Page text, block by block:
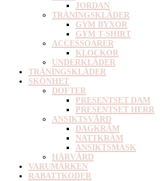
JORDAN
TRÄNINGSKLÄDER
GYM BYXOR
GYM T-SHIRT
ACCESSOARER
KLOCKOR
UNDERKLÄDER
TRÄNINGSKLÄDER
SKÖNHET
DOFTER
PRESENTSET DAM
PRESENTSET HERR
ANSIKTSVÅRD
DAGKRÄM
NATTKRÄM
ANSIKTSMASK
HÅRVÅRD
VARUMÄRKEN
RABATTKODER